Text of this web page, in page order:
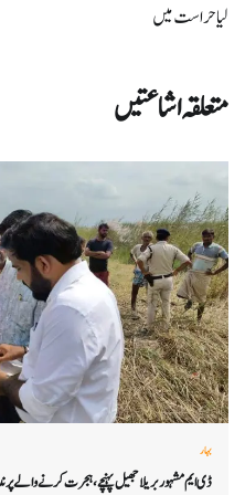
لیا حراست میں
متعلقہ اشاعتیں
بہار
ڈی ایم مشہور بریلا جھیل پہنچے، ہجرت کرنے